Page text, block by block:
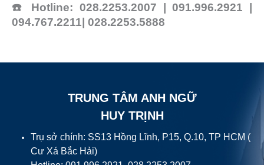
☎
Hotline: 028.2253.2007 | 091.996.2921 |
094.767.2211| 028.2253.5888
TRUNG TÂM ANH NGỮ
HUY TRỊNH
Trụ sở chính: SS13 Hồng Lĩnh, P15, Q.10, TP HCM (
Cư Xá Bắc Hải)